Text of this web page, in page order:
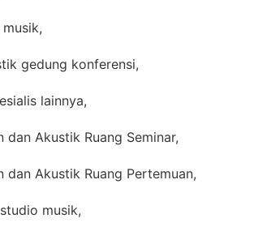
gedung konferensi,
lainnya,
dan Akustik Ruang Seminar,
dan Akustik Ruang Pertemuan,
musik,